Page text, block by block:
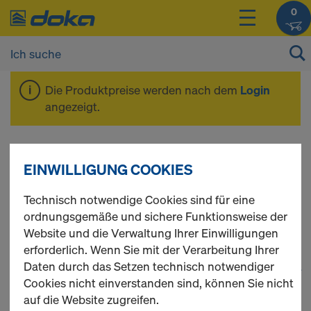
0
Die Produktpreise werden nach dem Login
angezeigt.
Abstell- und
Einrichthilfen
31 Produkte gefunden
EINWILLIGUNG COOKIES
Technisch notwendige Cookies sind für eine
ordnungsgemäße und sichere Funktionsweise der
Website und die Verwaltung Ihrer Einwilligungen
erforderlich. Wenn Sie mit der Verarbeitung Ihrer
Daten durch das Setzen technisch notwendiger
Cookies nicht einverstanden sind, können Sie nicht
auf die Website zugreifen.